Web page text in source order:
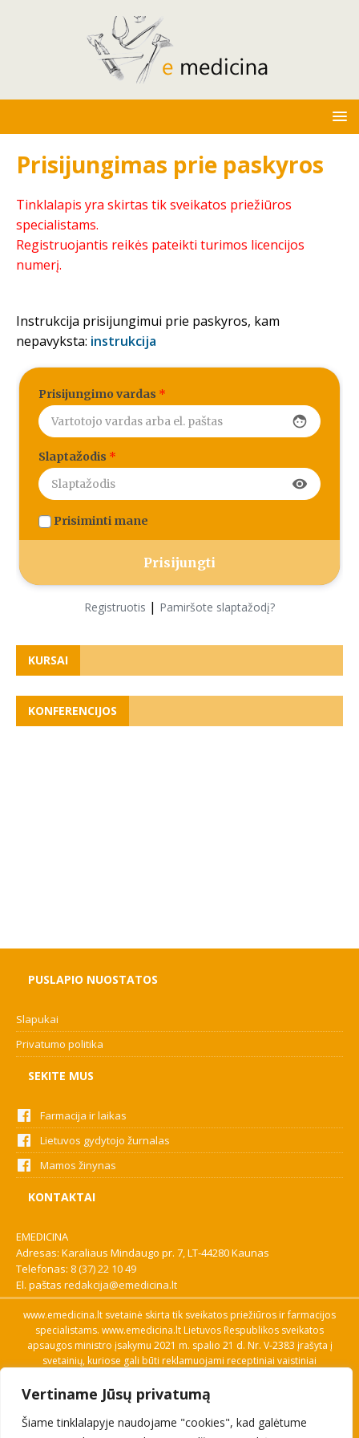
Vertiname Jūsų privatumą
Šiame tinklalapyje naudojame "cookies", kad galėtume
Prisijungimas prie paskyros
Tinklalapis yra skirtas tik sveikatos priežiūros
specialistams.
Registruojantis reikės pateikti turimos licencijos
numerį.
Instrukcija prisijungimui prie paskyros, kam
nepavyksta: instrukcija
Prisijungimo vardas *
face
Slaptažodis *
visibility
Prisiminti mane
Registruotis | Pamiršote slaptažodį?
KURSAI
KONFERENCIJOS
PUSLAPIO NUOSTATOS
Slapukai
Privatumo politika
SEKITE MUS
Farmacija ir laikas
Lietuvos gydytojo žurnalas
Mamos žinynas
KONTAKTAI
EMEDICINA
Adresas: Karaliaus Mindaugo pr. 7, LT-44280 Kaunas
Telefonas: 8 (37) 22 10 49
El. paštas redakcija@emedicina.lt
www.emedicina.lt svetainė skirta tik sveikatos priežiūros ir farmacijos
specialistams. www.emedicina.lt Lietuvos Respublikos sveikatos
apsaugos ministro įsakymu 2021 m. spalio 21 d. Nr. V-2383 įrašyta į
svetainių, kuriose gali būti reklamuojami receptiniai vaistiniai
savo profesinę kvalifikaciją. Naudingos nuorodos: Vaistų ir medicinos
pagalbos priemonių kainų paieška, VVKT tinklalapis, Sveikatos
priežiūros ar farmacijos specialisto pranešimo apie įtariamą